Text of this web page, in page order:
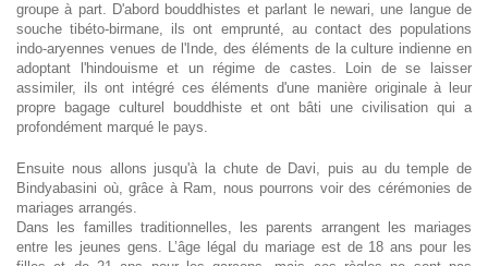
groupe à part. D'abord bouddhistes et parlant le newari, une langue de
souche tibéto-birmane, ils ont emprunté, au contact des populations
indo-aryennes venues de l'Inde, des éléments de la culture indienne en
adoptant l'hindouisme et un régime de castes. Loin de se laisser
assimiler, ils ont intégré ces éléments d'une manière originale à leur
propre bagage culturel bouddhiste et ont bâti une civilisation qui a
profondément marqué le pays.
Ensuite nous allons jusqu'à la chute de Davi, puis au du temple de
Bindyabasini où, grâce à Ram, nous pourrons voir des cérémonies de
mariages arrangés.
Dans les familles traditionnelles, les parents arrangent les mariages
entre les jeunes gens. L’âge légal du mariage est de 18 ans pour les